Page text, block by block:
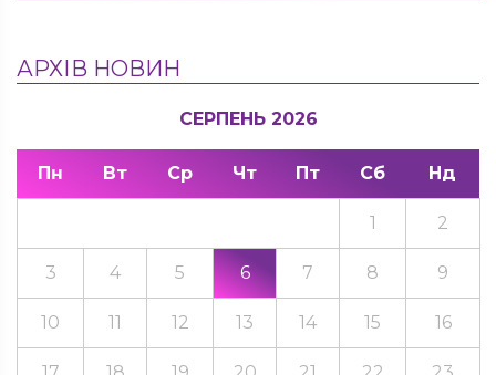
АРХІВ НОВИН
СЕРПЕНЬ 2026
Пн Вт Ср Чт Пт Сб Нд
1 2
3 4 5 6 7 8 9
10 11 12 13 14 15 16